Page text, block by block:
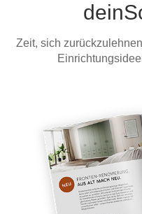
Zeit, sich